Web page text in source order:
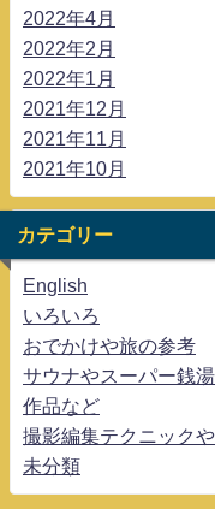
2022年4月
2022年2月
2022年1月
2021年12月
2021年11月
2021年10月
カテゴリー
English
いろいろ
おでかけや旅の参考
サウナやスーパー銭湯
作品など
撮影編集テクニック
未分類